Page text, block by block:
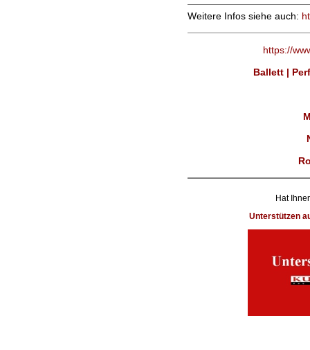
Weitere Infos siehe auch:
https://
Ballett |
Hat
Unterstützen